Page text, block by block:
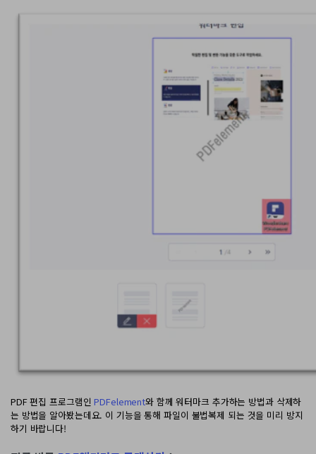
PDF 편집 프로그램인PDFelement와 함께 워터마크 추가하는 방법과 삭제하
는 방법을 알아봤는데요. 이 기능을 통해 파일이 불법복제 되는 것을 미리 방지
하기 바랍니다!